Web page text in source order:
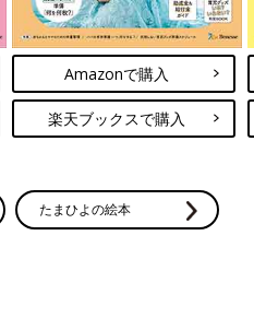
Amazonで購入
楽天ブックスで購入
たまひよの絵本